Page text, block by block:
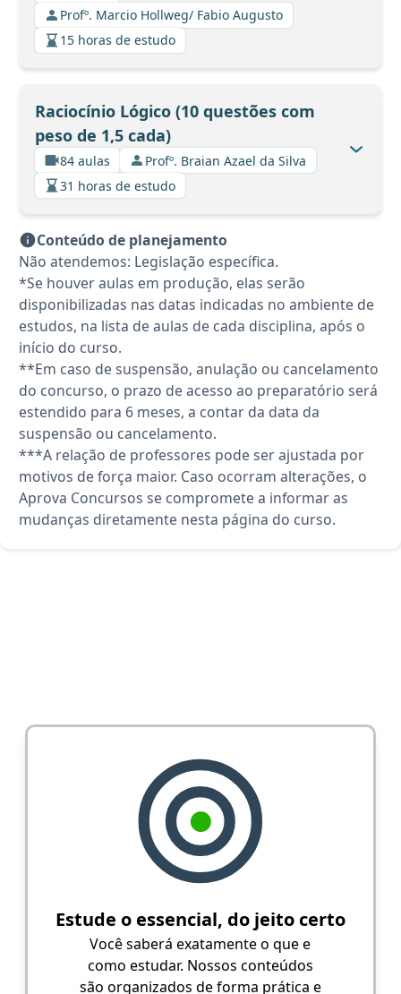
Profº. Marcio Hollweg/ Fabio Augusto
15 horas de estudo
Raciocínio Lógico (10 questões com
peso de 1,5 cada)
84 aulas
Profº. Braian Azael da Silva
31 horas de estudo
Conteúdo de planejamento
Não atendemos: Legislação específica.
*Se houver aulas em produção, elas serão
disponibilizadas nas datas indicadas no ambiente de
estudos, na lista de aulas de cada disciplina, após o
início do curso.
**Em caso de suspensão, anulação ou cancelamento
do concurso, o prazo de acesso ao preparatório será
estendido para 6 meses, a contar da data da
suspensão ou cancelamento.
***A relação de professores pode ser ajustada por
motivos de força maior. Caso ocorram alterações, o
Aprova Concursos se compromete a informar as
mudanças diretamente nesta página do curso.
Estude o essencial, do jeito certo
Você saberá exatamente o que e
como estudar. Nossos conteúdos
são organizados de forma prática e